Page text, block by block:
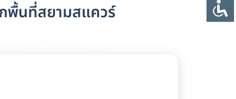
พื้นที่สยามสแควร์